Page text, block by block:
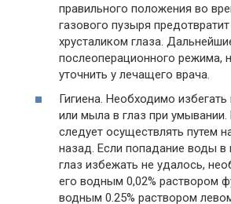
правильного положения во
газового пузыря
хрусталиком глаза.
послеоперационного режима,
уточнить у лечащего врача.
Гигиена. Необходимо
или мыла в глаз при
следует осуществлять путем
назад. Если попадание воды в
глаз избежать не удалось,
его водным 0,02% раствором
водным 0.25% раствором